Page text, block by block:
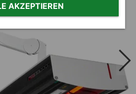
AKZEPTIEREN